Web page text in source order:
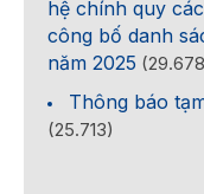
hệ chính quy
công bố danh
năm 2025
Thông báo
(25.713)